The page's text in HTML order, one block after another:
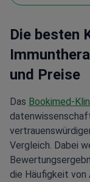
Die besten
und Preise
Das Bookimed-
Vergleich. Dabei
die Häufigkeit von